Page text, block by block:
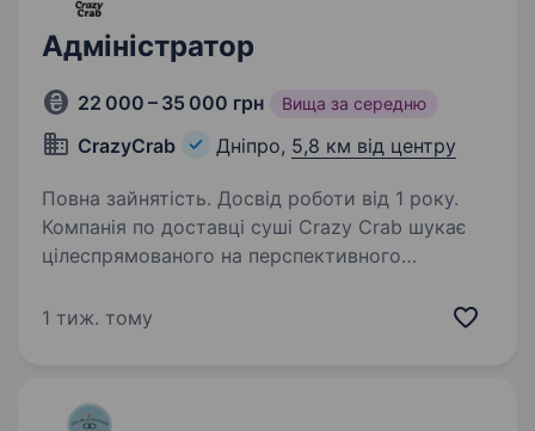
Адміністратор
22 000 – 35 000 грн Вища за середню
CrazyCrab Дніпро, 5,8 км від центру
Повна зайнятість. Досвід роботи від 1 року.
Компанія по доставці суші Crazy Crab шукає
цілеспрямованого на перспективного
та обробка замовлень від клієнтів через
1 тиж. тому